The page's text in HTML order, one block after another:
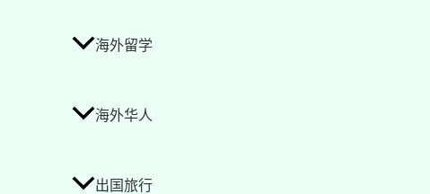
海外留学
海外华人
出国旅行